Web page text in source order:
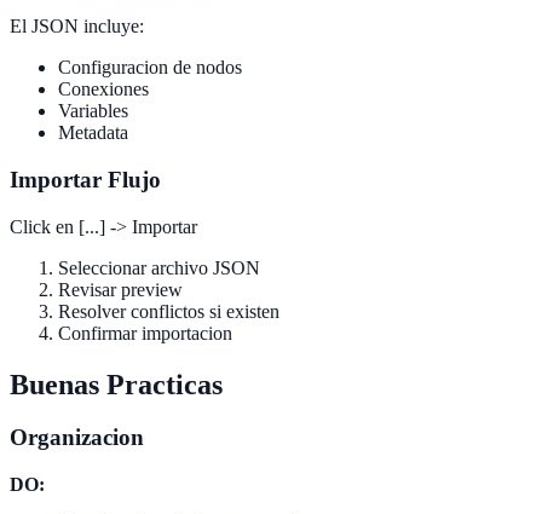
El JSON incluye:
Configuracion de nodos
Conexiones
Variables
Metadata
Importar Flujo
Click en [...] -> Importar
Seleccionar archivo JSON
Revisar preview
Resolver conflictos si existen
Confirmar importacion
Buenas Practicas
Organizacion
DO: